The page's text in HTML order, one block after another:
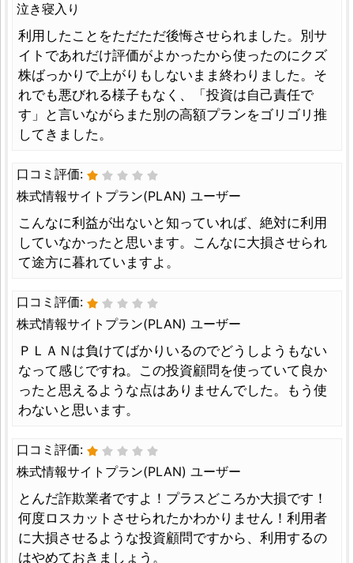
泣き寝入り
利用したことをただただ後悔させられました。別サ
イトであれだけ評価がよかったから使ったのにクズ
株ばっかりで上がりもしないまま終わりました。そ
れでも悪びれる様子もなく、「投資は自己責任で
す」と言いながらまた別の高額プランをゴリゴリ推
してきました。
口コミ評価:
株式情報サイトプラン(PLAN) ユーザー
こんなに利益が出ないと知っていれば、絶対に利用
していなかったと思います。こんなに大損させられ
て途方に暮れていますよ。
口コミ評価:
株式情報サイトプラン(PLAN) ユーザー
ＰＬＡＮは負けてばかりいるのでどうしようもない
なって感じですね。この投資顧問を使っていて良か
ったと思えるような点はありませんでした。もう使
わないと思います。
口コミ評価:
株式情報サイトプラン(PLAN) ユーザー
とんだ詐欺業者ですよ！プラスどころか大損です！
何度ロスカットさせられたかわかりません！利用者
に大損させるような投資顧問ですから、利用するの
はやめておきましょう。